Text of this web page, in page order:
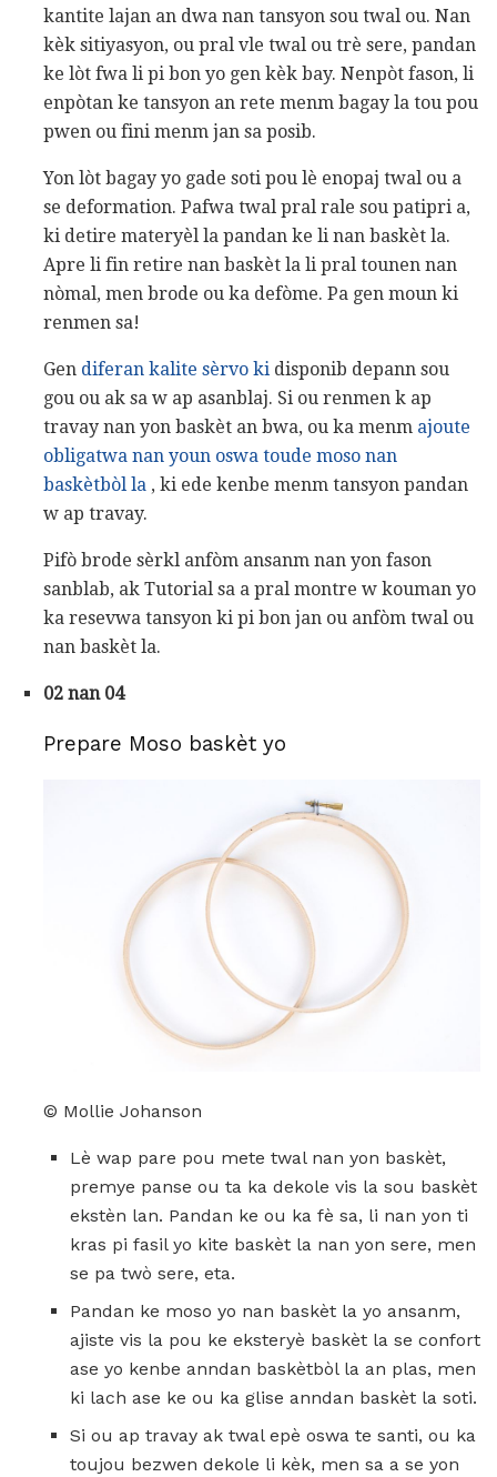
kantite lajan an dwa nan tansyon sou twal ou. Nan
kèk sitiyasyon, ou pral vle twal ou trè sere, pandan
ke lòt fwa li pi bon yo gen kèk bay. Nenpòt fason, li
enpòtan ke tansyon an rete menm bagay la tou pou
pwen ou fini menm jan sa posib.
Yon lòt bagay yo gade soti pou lè enopaj twal ou a
se deformation. Pafwa twal pral rale sou patipri a,
ki detire materyèl la pandan ke li nan baskèt la.
Apre li fin retire nan baskèt la li pral tounen nan
nòmal, men brode ou ka defòme. Pa gen moun ki
renmen sa!
Gen diferan kalite sèrvo ki disponib depann sou
gou ou ak sa w ap asanblaj. Si ou renmen k ap
travay nan yon baskèt an bwa, ou ka menm ajoute
obligatwa nan youn oswa toude moso nan
baskètbòl la , ki ede kenbe menm tansyon pandan
w ap travay.
Pifò brode sèrkl anfòm ansanm nan yon fason
sanblab, ak Tutorial sa a pral montre w kouman yo
ka resevwa tansyon ki pi bon jan ou anfòm twal ou
nan baskèt la.
02 nan 04
Prepare Moso baskèt yo
© Mollie Johanson
Lè wap pare pou mete twal nan yon baskèt,
premye panse ou ta ka dekole vis la sou baskèt
ekstèn lan. Pandan ke ou ka fè sa, li nan yon ti
kras pi fasil yo kite baskèt la nan yon sere, men
se pa twò sere, eta.
Pandan ke moso yo nan baskèt la yo ansanm,
ajiste vis la pou ke eksteryè baskèt la se confort
ase yo kenbe anndan baskètbòl la an plas, men
ki lach ase ke ou ka glise anndan baskèt la soti.
Si ou ap travay ak twal epè oswa te santi, ou ka
toujou bezwen dekole li kèk, men sa a se yon